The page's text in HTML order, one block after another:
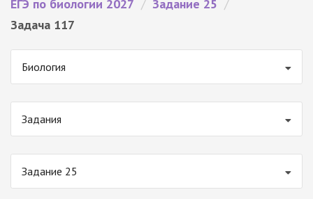
ЕГЭ по биологии 2027 / Задание 25 /
Задача 117
Биология
Задания
Задание 25